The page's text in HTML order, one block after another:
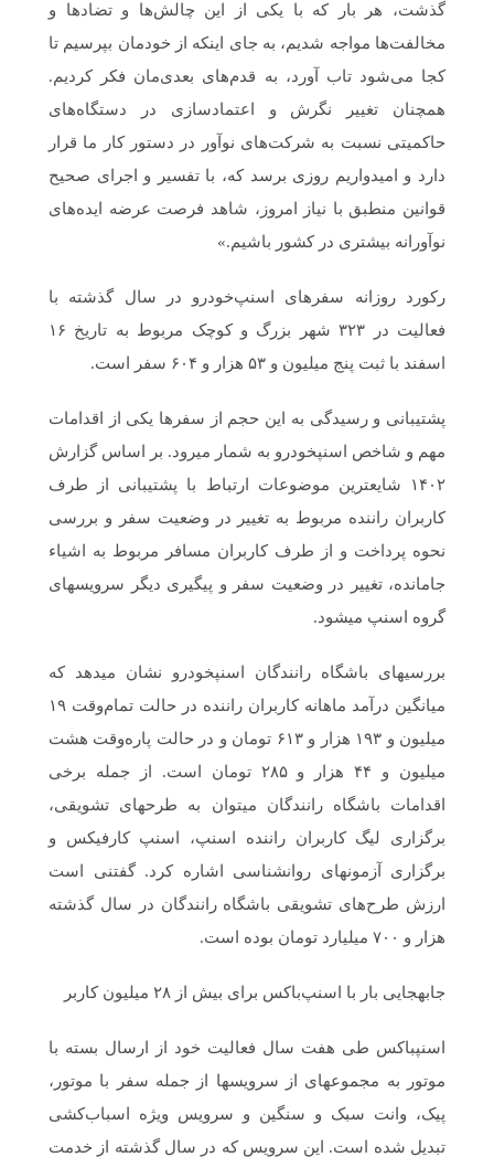
گذشت، هر بار که با یکی از این چالش‌ها و تضادها و
مخالفت‌ها مواجه شدیم، به جای اینکه از خودمان بپرسیم تا
کجا می‌شود تاب آورد، به قدم‌های بعدی‌مان فکر کردیم.
همچنان تغییر نگرش و اعتمادسازی در دستگاه‌های
حاکمیتی نسبت به شرکت‌های نوآور در دستور کار ما قرار
دارد و امیدواریم روزی برسد که، با تفسیر و اجرای صحیح
قوانین منطبق با نیاز امروز، شاهد فرصت عرضه‌ ایده‌های
نوآورانه‌ بیشتری در کشور باشیم.»
رکورد روزانه‌ سفرهای اسنپ‌خودرو در سال گذشته با
فعالیت در ۳۲۳ شهر بزرگ و کوچک مربوط به تاریخ ۱۶
اسفند با ثبت پنج میلیون و ۵۳ هزار و ۶۰۴ سفر است.
پشتیبانی و رسیدگی به این حجم از سفرها یکی از اقدامات
مهم و شاخص اسنپ‎خودرو به شمار می‎رود. بر اساس گزارش
۱۴۰۲ شایع‎ترین موضوعات ارتباط با پشتیبانی از طرف
کاربران راننده مربوط به تغییر در وضعیت سفر و بررسی
نحوه‎ پرداخت و از طرف کاربران مسافر مربوط به اشیاء
جامانده، تغییر در وضعیت سفر و پیگیری دیگر سرویس‎های
گروه اسنپ می‎شود.
بررسی‎های باشگاه رانندگان اسنپ‎خودرو نشان می‎دهد که
میانگین درآمد ماهانه‌ کاربران راننده در حالت تمام‌وقت ۱۹
میلیون و ۱۹۳ هزار و ۶۱۳ تومان و در حالت پاره‌وقت هشت
میلیون و ۴۴ هزار و ۲۸۵ تومان است. از جمله برخی
اقدامات باشگاه رانندگان می‎توان به طرح‎های تشویقی،
برگزاری لیگ کاربران راننده‎ اسنپ، اسنپ کارفیکس و
برگزاری آزمون‎های روانشناسی اشاره کرد. گفتنی است
ارزش طرح‌های تشویقی باشگاه رانندگان در سال گذشته
هزار و ۷۰۰ میلیارد تومان بوده است.
جابه‎جایی بار با اسنپ‌باکس برای بیش از ۲۸ میلیون کاربر
اسنپ‎باکس طی هفت سال فعالیت خود از ارسال بسته با
موتور به مجموعه‎ای از سرویس‎ها از جمله سفر با موتور،
پیک، وانت سبک و سنگین و سرویس ویژه‌ اسباب‌کشی
تبدیل شده است. این سرویس که در سال گذشته از خدمت